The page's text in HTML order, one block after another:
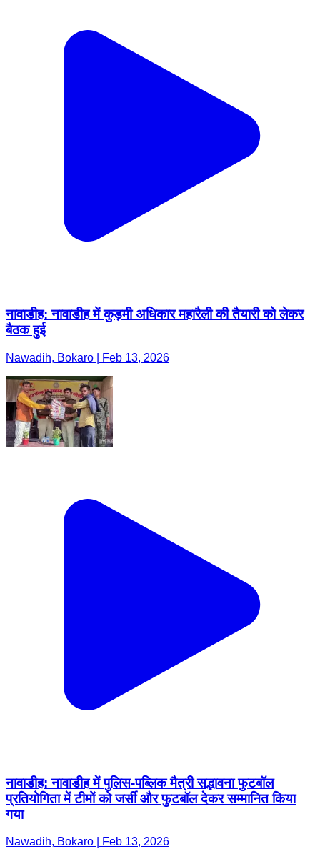
नावाडीह: नावाडीह में कुड़मी अधिकार महारैली की तैयारी को लेकर
बैठक हुई
Nawadih, Bokaro | Feb 13, 2026
नावाडीह: नावाडीह में पुलिस-पब्लिक मैत्री सद्भावना फुटबॉल
प्रतियोगिता में टीमों को जर्सी और फुटबॉल देकर सम्मानित किया
गया
Nawadih, Bokaro | Feb 13, 2026